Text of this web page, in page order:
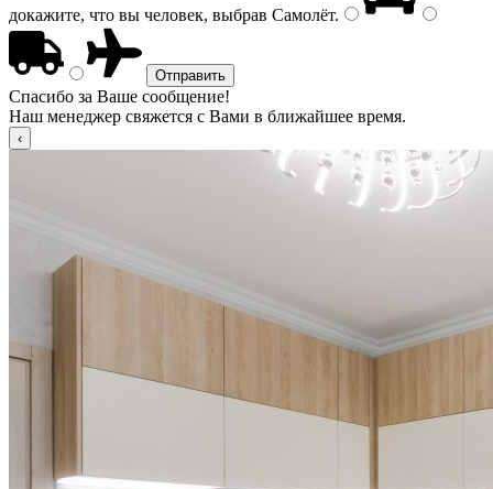
докажите, что вы человек, выбрав Самолёт.
Спасибо за Ваше сообщение!
Наш менеджер свяжется с Вами в ближайшее время.